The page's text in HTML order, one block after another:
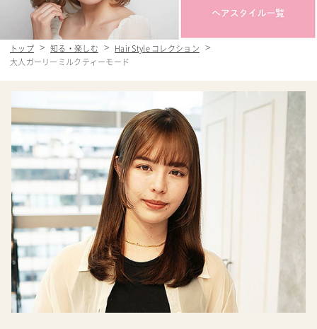
トップ 知る・楽しむ
Hair Style コレクション
大人ガーリーミルクティーモード